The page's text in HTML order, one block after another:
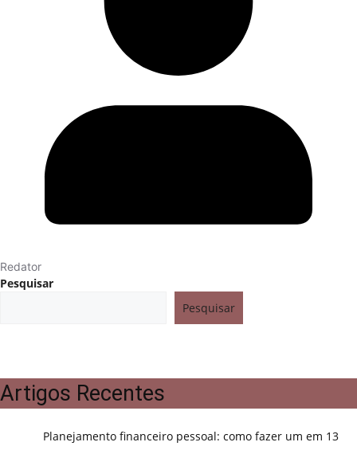
Redator
Pesquisar
Pesquisar
Artigos Recentes
Planejamento financeiro pessoal: como fazer um em 13